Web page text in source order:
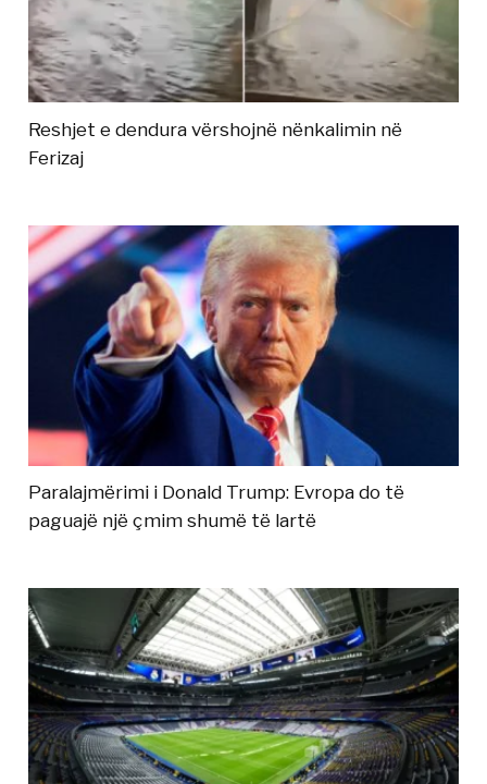
Reshjet e dendura vërshojnë nënkalimin në
Ferizaj
Paralajmërimi i Donald Trump: Evropa do të
paguajë një çmim shumë të lartë